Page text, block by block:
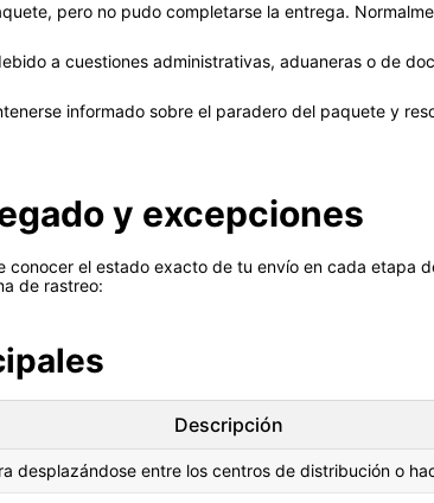
pero no pudo completarse la entrega.
a cuestiones administrativas, aduaneras o de
informado sobre el paradero del paquete y
y excepciones
el estado exacto de tu envío en cada etapa
de rastreo:
Descripción
desplazándose entre los centros de distribución o